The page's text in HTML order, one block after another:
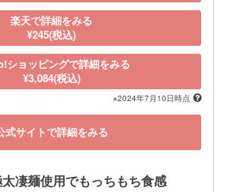
楽天で詳細をみる
¥245(税込)
ショッピングで詳細をみる
¥3,084(税込)
※2024年7月10日時点
式サイトで詳細をみる
凄麺使用でもっちもち食感